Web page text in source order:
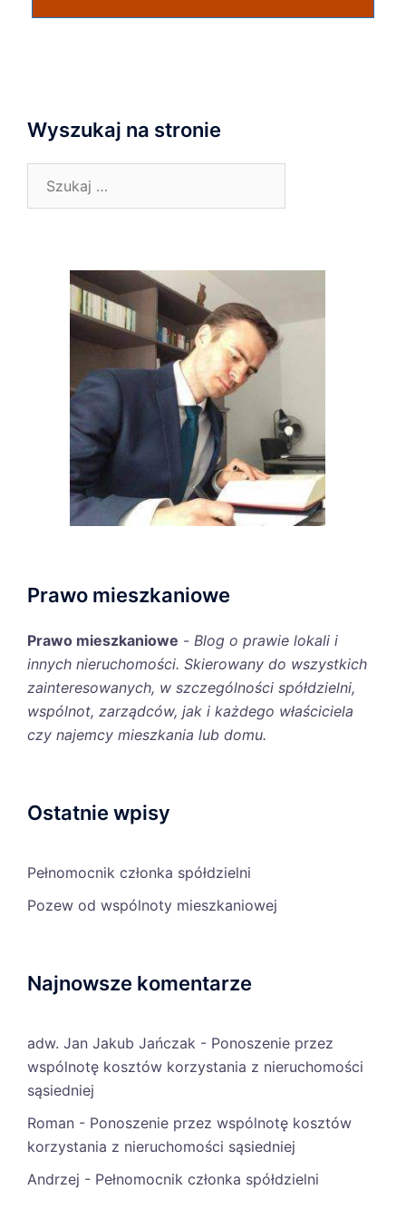
Wyszukaj na stronie
Prawo mieszkaniowe
Prawo mieszkaniowe - Blog o prawie lokali i
innych nieruchomości. Skierowany do wszystkich
zainteresowanych, w szczególności spółdzielni,
wspólnot, zarządców, jak i każdego właściciela
czy najemcy mieszkania lub domu.
Ostatnie wpisy
Pełnomocnik członka spółdzielni
Pozew od wspólnoty mieszkaniowej
Najnowsze komentarze
adw. Jan Jakub Jańczak - Ponoszenie przez
wspólnotę kosztów korzystania z nieruchomości
sąsiedniej
Roman - Ponoszenie przez wspólnotę kosztów
korzystania z nieruchomości sąsiedniej
Andrzej - Pełnomocnik członka spółdzielni